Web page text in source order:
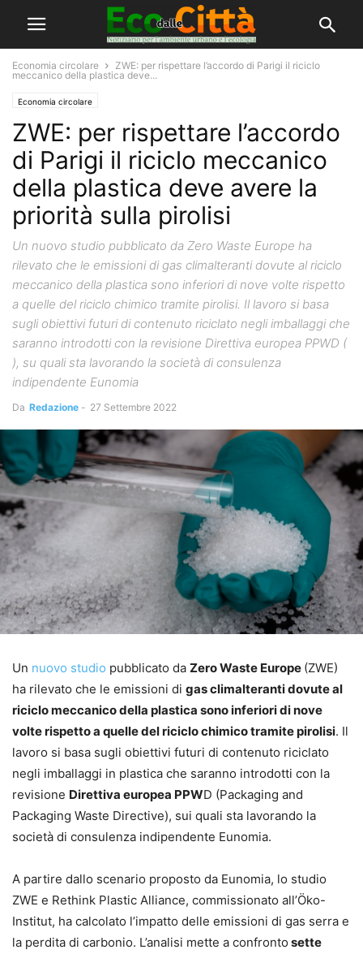
Economia circolare
ZWE: per rispettare l’accordo di Parigi il riciclo
meccanico della plastica deve...
Economia circolare
ZWE: per rispettare l’accordo
di Parigi il riciclo meccanico
della plastica deve avere la
priorità sulla pirolisi
Un nuovo studio pubblicato da Zero Waste Europe ha
rilevato che le emissioni di gas climalteranti dovute al riciclo
meccanico della plastica sono inferiori di nove volte rispetto
a quelle del riciclo chimico tramite pirolisi. Il lavoro si basa
sugli obiettivi futuri di contenuto riciclato negli imballaggi che
saranno introdotti con la revisione Direttiva europea PPWD (
), su quali sta lavorando la società di consulenza
indipendente Eunomia
Da Redazione - 27 Settembre 2022
Un nuovo studio pubblicato da Zero Waste Europe (ZWE)
ha rilevato che le emissioni di gas climalteranti dovute al
riciclo meccanico della plastica sono inferiori di nove
volte rispetto a quelle del riciclo chimico tramite pirolisi. Il
lavoro si basa sugli obiettivi futuri di contenuto riciclato
negli imballaggi in plastica che saranno introdotti con la
revisione Direttiva europea PPWD (Packaging and
Packaging Waste Directive), sui quali sta lavorando la
società di consulenza indipendente Eunomia.
A partire dallo scenario proposto da Eunomia, lo studio
ZWE e Rethink Plastic Alliance, commissionato all’Öko-
Institut, ha calcolato l’impatto delle emissioni di gas serra e
la perdita di carbonio. L’analisi mette a confronto sette